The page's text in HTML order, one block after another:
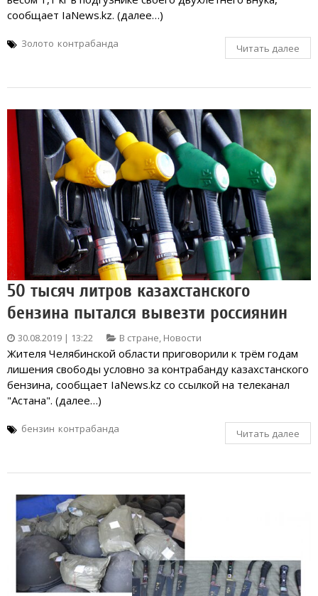
сообщает IaNews.kz. (далее…)
Золото контрабанда Читать далее
50 тысяч литров казахстанского
бензина пытался вывезти россиянин
30.08.2019 | 13:22 В стране, Новости
Жителя Челябинской области приговорили к трём годам
лишения свободы условно за контрабанду казахстанского
бензина, сообщает IaNews.kz со ссылкой на телеканал
"Астана". (далее…)
бензин контрабанда Читать далее